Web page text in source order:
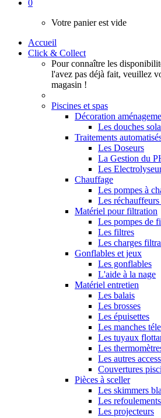
0
Votre panier est vide
Accueil
Click & Collect
Pour connaître les
l'avez pas déjà fait, veuillez
magasin !
Piscines et spas
Décoration
Les douches
Traitements
Les Doseurs
La Gestion du
Les
Chauffage
Les pompes à
Les
Matériel pour filtration
Les pompes de
Les filtres
Les charges
Gonflables et jeux
Les gonflables
L'aide à la nage
Matériel entretien
Les balais
Les brosses
Les épuisettes
Les manches
Les tuyaux
Les
Les autres
Couvertures
Pièces à sceller
Les skimmers
Les
Les projecteurs